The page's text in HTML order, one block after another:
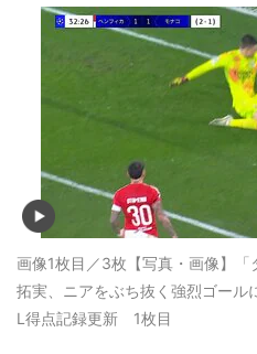
画像1枚目／3枚 【写真・画像】
拓実、ニアをぶち抜く強烈ゴール
L得点記録更新 1枚目